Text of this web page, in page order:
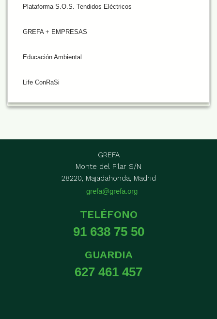
Plataforma S.O.S. Tendidos Eléctricos
GREFA + EMPRESAS
Educación Ambiental
Life ConRaSi
GREFA
Monte del Pilar S/N
28220, Majadahonda, Madrid
grefa@grefa.org
TELÉFONO
91 638 75 50
GUARDIA
627 461 457